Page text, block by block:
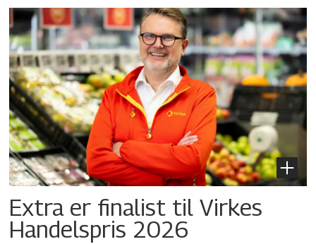
Extra er finalist til Virkes
Handelspris 2026